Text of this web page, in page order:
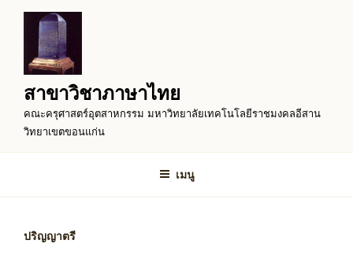
บทความ
สาขาวิชาภาษาไทย
คณะครุศาสตร์อุตสาหกรรม มหาวิทยาลัยเทคโนโลยีราชมงคลอีสาน
วิทยาเขตขอนแก่น
เมนู
ปริญญาตรี